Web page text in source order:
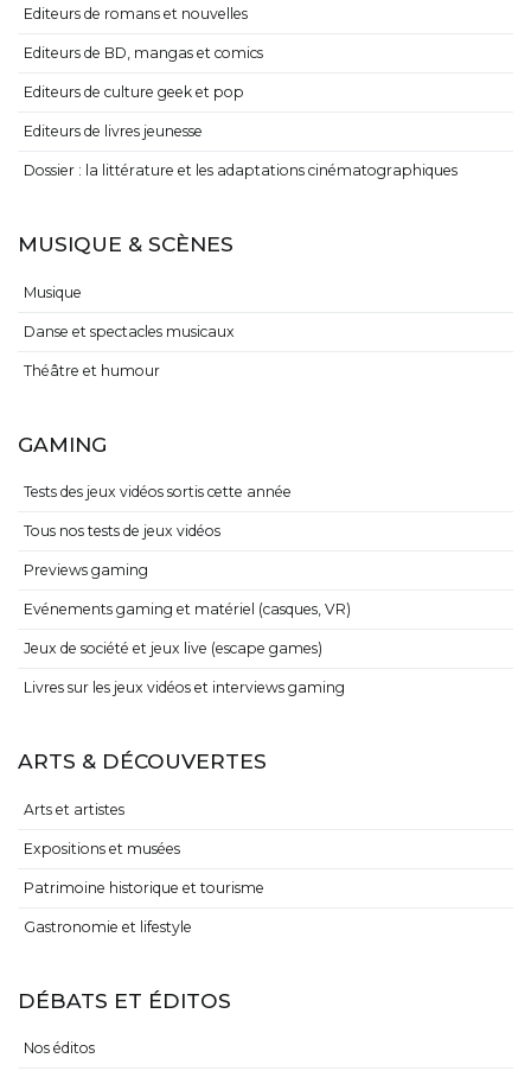
Editeurs de romans et nouvelles
Editeurs de BD, mangas et comics
Editeurs de culture geek et pop
Editeurs de livres jeunesse
Dossier : la littérature et les adaptations cinématographiques
MUSIQUE & SCÈNES
Musique
Danse et spectacles musicaux
Théâtre et humour
GAMING
Tests des jeux vidéos sortis cette année
Tous nos tests de jeux vidéos
Previews gaming
Evénements gaming et matériel (casques, VR)
Jeux de société et jeux live (escape games)
Livres sur les jeux vidéos et interviews gaming
ARTS & DÉCOUVERTES
Arts et artistes
Expositions et musées
Patrimoine historique et tourisme
Gastronomie et lifestyle
DÉBATS ET ÉDITOS
Nos éditos